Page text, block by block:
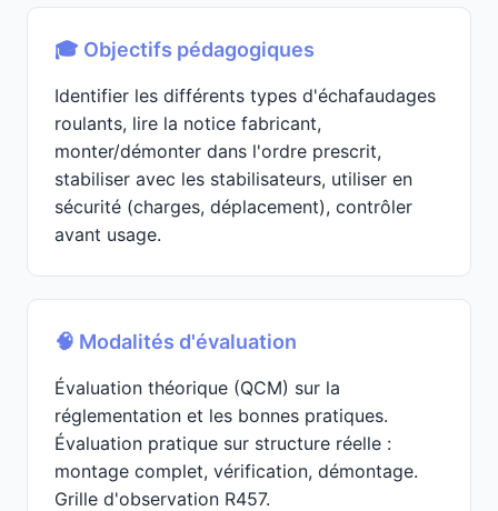
🎓 Objectifs pédagogiques
Identifier les différents types d'échafaudages
roulants, lire la notice fabricant,
monter/démonter dans l'ordre prescrit,
stabiliser avec les stabilisateurs, utiliser en
sécurité (charges, déplacement), contrôler
avant usage.
🧠 Modalités d'évaluation
Évaluation théorique (QCM) sur la
réglementation et les bonnes pratiques.
Évaluation pratique sur structure réelle :
montage complet, vérification, démontage.
Grille d'observation R457.